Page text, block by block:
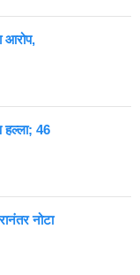
आरोप,
हल्ला; 46
नोटा